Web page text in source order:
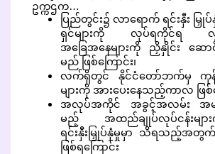
ဥက္ကဌက…
ပြည်တွင်း၌ လာရောက် ရင်းနှီး မြှု
ရှင်များကို လုပ်ရကိုင်ရ
အခြေအနေများကို ညှိနှိုင်း ဆော
မည် ဖြစ်ကြောင်း၊
လက်ရှိတွင် နိုင်ငံတော်ဘက်မှ ကု
များကို အားပေးနေသည့်ကာလ ဖြစ်
အလုပ်အကိုင် အခွင့်အလမ်း အမျာ
မည့် အထည်ချုပ်လုပ်ငန်းမျ
ရင်းနှီးမြှုပ်နှံမှုမှာ သိရသည့်အတွ
ဖြစ်ရကြောင်း